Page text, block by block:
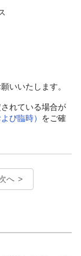
いいたします。
れている場合が
び臨時） をご確
へ